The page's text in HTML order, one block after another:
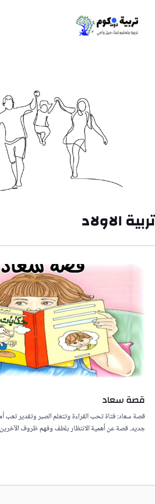
المحتوى
تربية الاولاد
قصة سعاد
قصة سعاد: فتاة تحب القراءة وتتعلم الصبر وتقدير تعب
جديد. قصة عن أهمية الانتظار بلطف وفهم ظروف